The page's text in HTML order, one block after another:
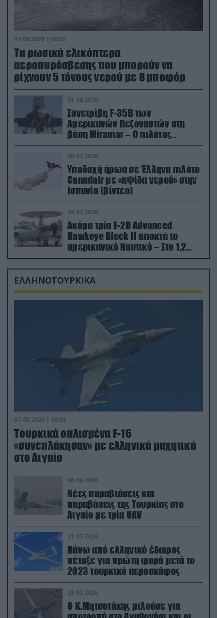
07.08.2026 | 00:02
Τα ρωσικά ελικόπτερα
αεροπυρόσβεσης που μπορούν να
ρίχνουν 5 τόνους νερού με 8 μποφόρ
01.08.2026
Συνετρίβη F-35B των
Αμερικανών Πεζοναυτών στη
βάση Miramar – Ο πιλότος
εκτινάχθηκε εγκαίρως
30.07.2026
Υποδοχή ήρωα σε Έλληνα πιλότο
Canadair με «αψίδα νερού» στην
Ισπανία (βίντεο)
29.07.2026
Ακόμα τρία E-2D Advanced
Hawkeye Block II αποκτά το
αμερικανικό Ναυτικό – Στο 1,2
δισ.δολάρια το κόστος
ΕΛΛΗΝΟΤΟΥΡΚΙΚΑ
07.08.2026 | 00:02
Τουρκικά οπλισμένα F-16
«συνεπλάκησαν» με ελληνικά μαχητικά
στο Αιγαίο
06.08.2026
Νέες παραβιάσεις και
παραβάσεις της Τουρκίας στο
Αιγαίο με τρία UAV
31.07.2026
Πάνω από ελληνικό έδαφος
πέταξε για πρώτη φορά μετά το
2023 τουρκικό αεροσκάφος
29.07.2026
Ο Κ.Μητσοτάκης μιλούσε για